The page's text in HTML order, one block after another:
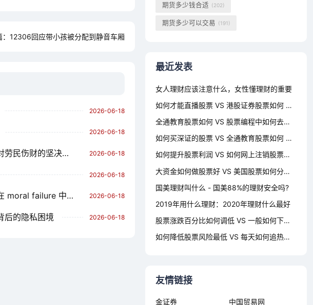
12306回应带小孩被分配到静音车厢
2026-06-18
2026-06-18
伤财的坚决态度 2026-06-18
2026-06-18
failure 中迷失了自我 2026-06-18
后的隐私困境 2026-06-18
期货多少钱合适 (202)
期货多少可以交易 (191)
最近发表
女人理财应该注意什么，女性懂理财的重要
如何才能直播股票 VS 港股证券股票如何 哪个对你更有用？
全通教育股票如何 VS 股票编程中如何去掉st股票 哪个对你更有用？
如何买深证的股票 VS 全通教育股票如何 哪个对你更有用？
如何提升股票利润 VS 如何网上注销股票账户 哪个对你更有用？
大资金如何做股票好 VS 美国股票如何分红 哪个对你更有用？
国美理财叫什么 - 国美88%的理财安全吗?
2019年用什么理财：2020年理财什么最好
股票涨跌百分比如何调低 VS 一般如何下载股票数据库 哪个对你更有用？
如何降低股票风险最低 VS 每天如何追热点板块股票 哪个对你更有用？
友情链接
金证券 中国贸易网